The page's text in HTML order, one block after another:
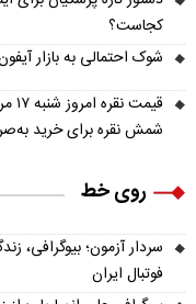
کجاست؟
شوک احتمالی به بازار آیفون؛ قیمت آیفون
شمش نقره برای خرید
روی خط
سردار آزمون؛
فوتبال ایران